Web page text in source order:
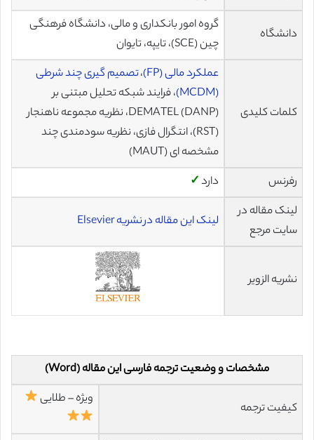
دانشگاه
گروه امور بانکداری و مالی، دانشگاه فرهنگی
چین (SCE)، تایپه، تایوان
کلمات کلیدی
عملکرد مالی (FP) ،تصمیم گیری چند شرطی
(MCDM)
، فرایند شبکه تحلیل مبتنی بر
(DEMATEL (DANP، نظریه مجموعه ناهنجار
(RST)، انتگرال فازی، نظریه سودمندی چند
مشخصه ای (MAUT)
رفرنس
دارد✓
لینک مقاله در
سایت مرجع
لینک این مقاله در نشریه Elsevier
نشریه الزویر
مشخصات و وضعیت ترجمه فارسی این مقاله (Word)
کیفیت ترجمه
ویژه – طلایی